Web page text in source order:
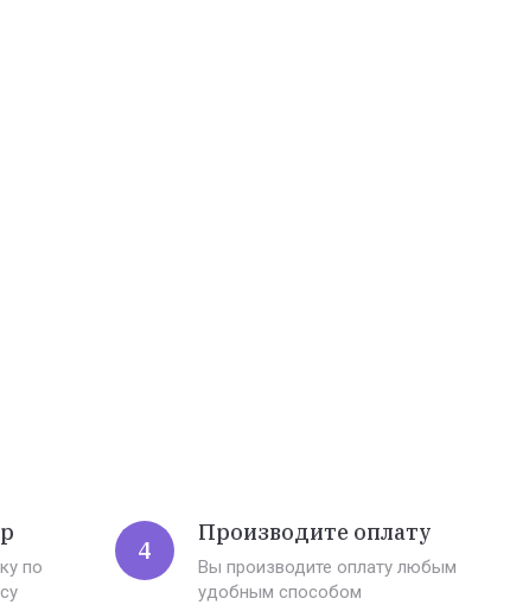
по
4
Производите оплату
Вы производите оплату любым
удобным способом